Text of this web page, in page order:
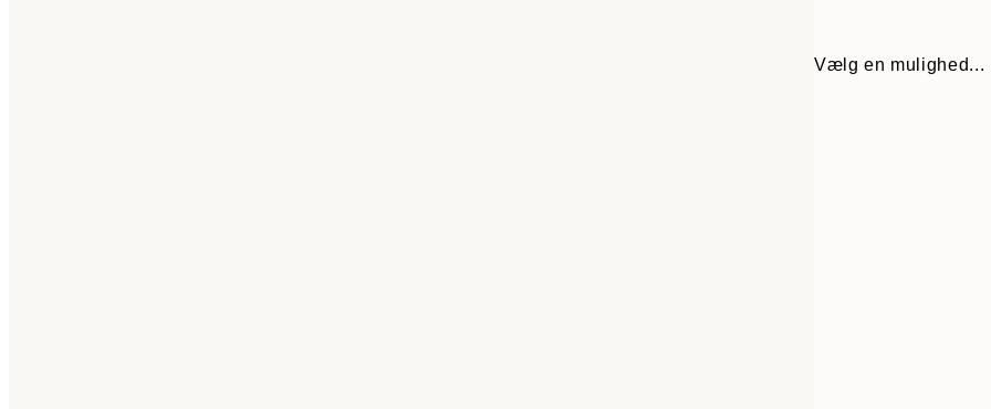
Vælg en mulighed...